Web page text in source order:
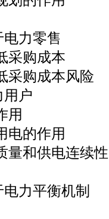
力零售
购成本
购成本风险
户
用
的作用
和供电连续性
力平衡机制